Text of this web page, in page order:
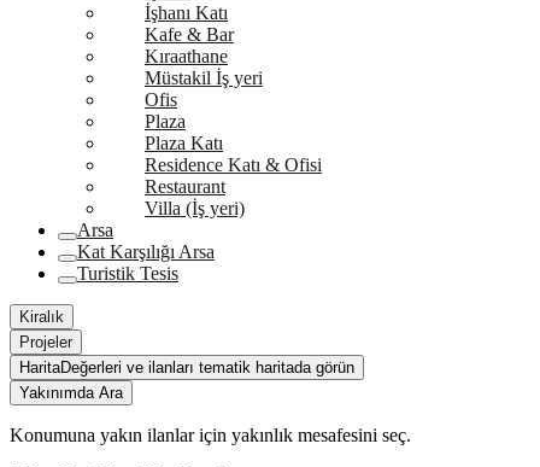
İşhanı Katı
Kafe & Bar
Kıraathane
Müstakil İş yeri
Ofis
Plaza
Plaza Katı
Residence Katı & Ofisi
Restaurant
Villa (İş yeri)
Arsa
Kat Karşılığı Arsa
Turistik Tesis
Kiralık
Projeler
HaritaDeğerleri ve ilanları tematik haritada görün
Yakınımda Ara
Konumuna yakın ilanlar için yakınlık mesafesini seç.